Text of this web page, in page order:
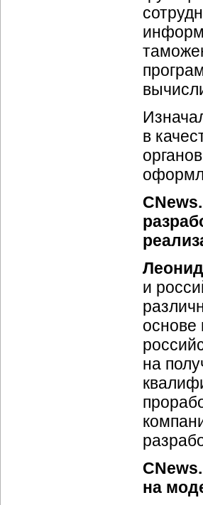
в
и
основе
на
на